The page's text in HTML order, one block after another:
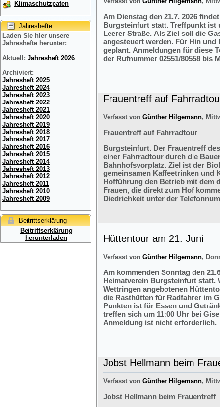
Klimaschutzpaten
Jahreshefte
Laden Sie hier unsere
Jahreshefte herunter:
Aktuell: Jahresheft 2026
Archiviert:
Jahresheft 2025
Jahresheft 2024
Jahresheft 2023
Jahresheft 2022
Jahresheft 2021
Jahresheft 2020
Jahresheft 2019
Jahresheft 2018
Jahresheft 2017
Jahresheft 2016
Jahresheft 2015
Jahresheft 2014
Jahresheft 2013
Jahresheft 2012
Jahresheft 2011
Jahresheft 2010
Jahresheft 2009
Beitrittserklärung
Beitrittserklärung
herunterladen
Am Dienstag den 21.7. 2026
Burgsteinfurt statt. Treffpunkt ist
Leerer Straße. Als Ziel soll die
angesteuert werden. Für Hin und
geplant. Anmeldungen für diese
der Rufnummer 02551/80558 bis
Frauentreff auf
Verfasst von Günther Hilgemann,
Frauentreff auf Fahrradtour
Burgsteinfurt. Der Frauentreff
einer Fahrradtour durch die
Bahnhofsvorplatz. Ziel ist der
gemeinsamen Kaffeetrinken und
Hofführung den Betrieb mit dem
Frauen, die direkt zum Hof
Diedrichkeit unter der
Hüttentour am 21. Juni
Verfasst von Günther Hilgemann,
Am kommenden Sonntag den
Heimatverein Burgsteinfurt statt.
Wettringen angebotenen
die Rasthütten für Radfahrer im
Punkten ist für Essen und
treffen sich um 11:00 Uhr bei
Anmeldung ist nicht erforderlich.
Jobst Hellmann beim
Verfasst von Günther Hilgemann,
Jobst Hellmann beim Frauentreff